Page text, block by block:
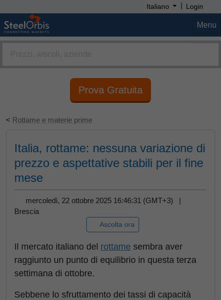
Italiano | Login
Menu
Prova Gratuita
< Rottame e materie prime
Italia, rottame: nessuna variazione di
prezzo e aspettative stabili per il fine
mese
mercoledì, 22 ottobre 2025 16:46:31 (GMT+3) |
Brescia
Ascolta ora
Il mercato italiano del rottame sembra aver
raggiunto un punto di equilibrio in questa terza
settimana di ottobre.
Sebbene lo sfruttamento dei tassi di capacità